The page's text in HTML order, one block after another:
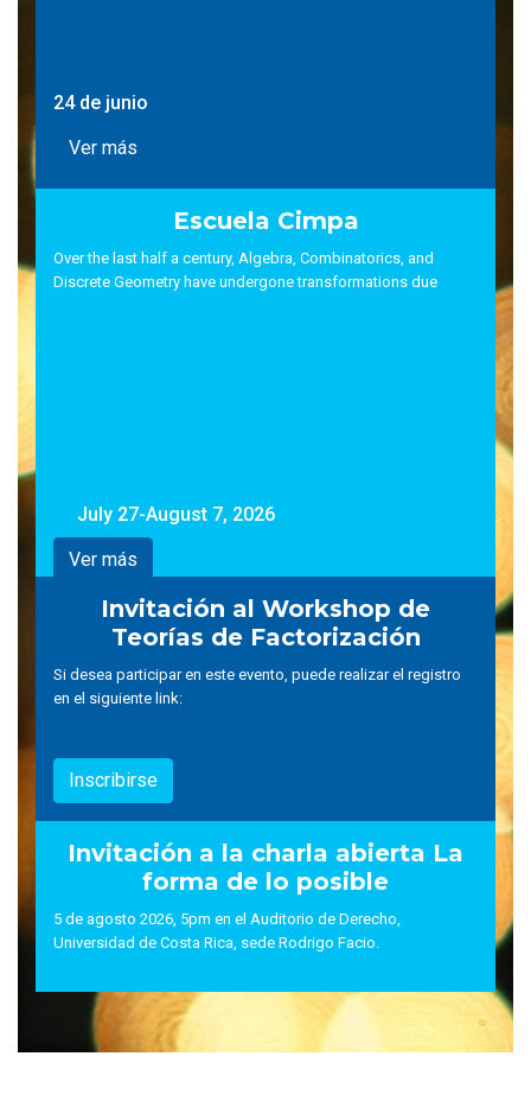
24 de junio
Ver más
Escuela Cimpa
Over the last half a century, Algebra, Combinatorics, and
Discrete Geometry have undergone transformations due
July 27-August 7, 2026
Ver más
Invitación al Workshop de
Teorías de Factorización
Si desea participar en este evento, puede realizar el registro
en el siguiente link:
Inscribirse
Invitación a la charla abierta La
forma de lo posible
5 de agosto 2026, 5pm en el Auditorio de Derecho,
Universidad de Costa Rica, sede Rodrigo Facio.